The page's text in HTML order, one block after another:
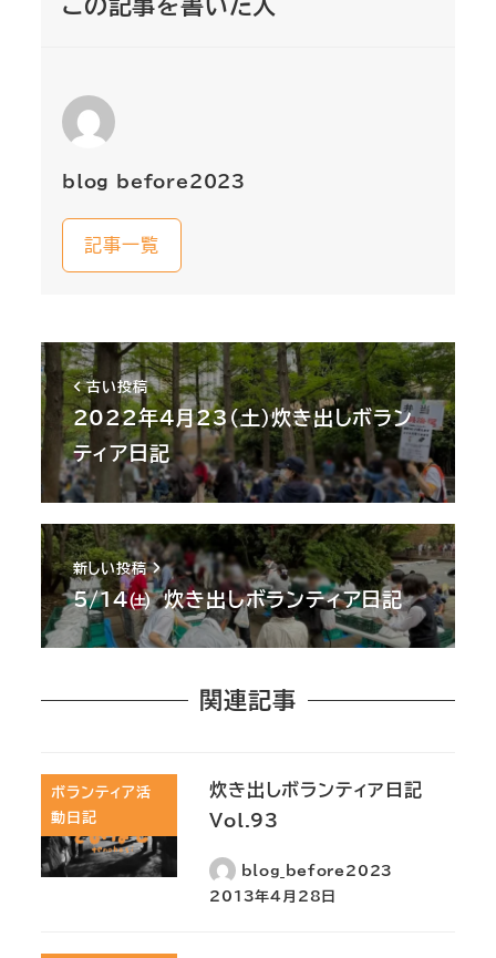
この記事を書いた人
blog_before2023
記事一覧
古い投稿
2022年4月23（土）炊き出しボラン
ティア日記
新しい投稿
5/14㈯ 炊き出しボランティア日記
関連記事
ボランティア活
動日記
炊き出しボランティア日記
Vol.93
blog_before2023
2013年4月28日